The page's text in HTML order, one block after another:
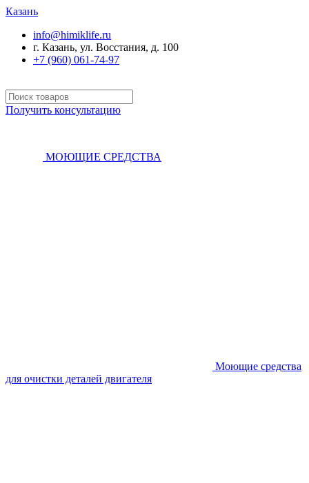
Казань
info@himiklife.ru
г. Казань, ул. Восстания, д. 100
+7 (960) 061-74-97
Получить консультацию
МОЮЩИЕ СРЕДСТВА
Моющие средства
для очистки деталей двигателя